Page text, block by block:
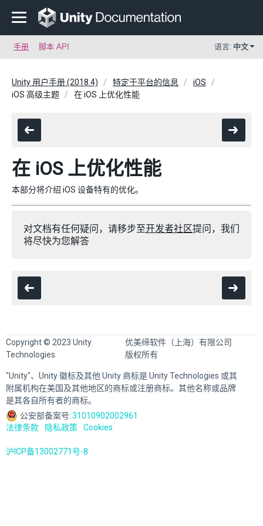
手册 脚本 API 语言: 中文
Unity 用户手册 (2018.4) 特定于平台的信息
iOS
iOS 高级主题
在 iOS 上优化性能
在 iOS 上优化性能
本部分将介绍 iOS 设备特有的优化。
对文档有任何疑问，请移步至开发者社区提问，我们
将尽快为您解答
Copyright © 2023 Unity
Technologies
优美缔软件（上海）有限公司
版权所有
"Unity"、Unity 徽标及其他 Unity 商标是 Unity Technologies 或其
附属机构在美国及其他地区的商标或注册商标。其他名称或品牌
是其各自所有者的商标。
公安部备案号:31010902002961
法律条款
隐私政策 Cookies
沪ICP备13002771号-8